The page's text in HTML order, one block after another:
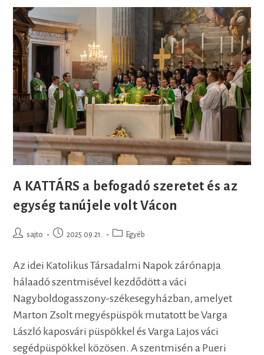
A KATTÁRS a befogadó szeretet és az
egység tanújele volt Vácon
Post sajto
Post 2025.09.21.
Post Egyéb
Az idei Katolikus Társadalmi Napok zárónapja
hálaadó szentmisével kezdődött a váci
Nagyboldogasszony-székesegyházban, amelyet
Marton Zsolt megyéspüspök mutatott be Varga
László kaposvári püspökkel és Varga Lajos váci
segédpüspökkel közösen. A szentmisén a Pueri